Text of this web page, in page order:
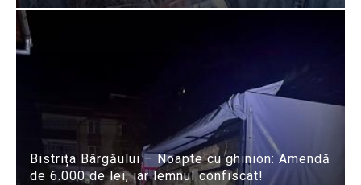
Bistrița Bârgăului – Noapte cu ghinion: Amendă
de 6.000 de lei, iar lemnul confiscat!